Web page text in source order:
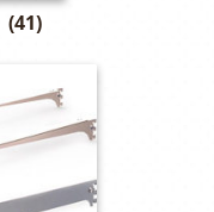
(41)